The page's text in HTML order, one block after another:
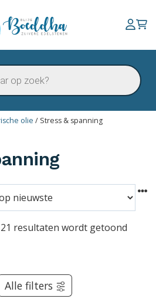
olie / Stress & spanning
resultaten wordt getoond
Alle filters